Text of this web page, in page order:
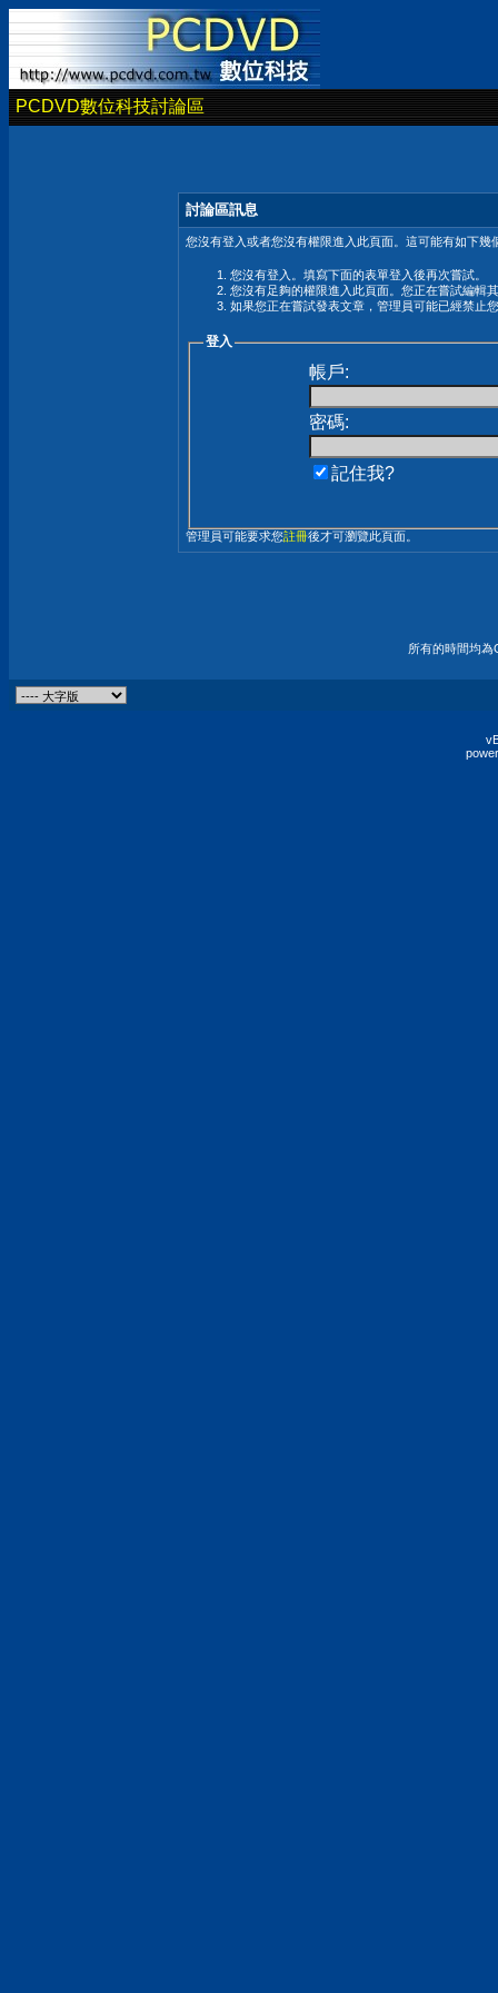
PCDVD數位科技討論區
討論區訊息
您沒有登入或者您沒有權限進入此頁面。這可能有如下幾
您沒有登入。填寫下面的表單登入後再次嘗試。
您沒有足夠的權限進入此頁面。您正在嘗試編輯
如果您正在嘗試發表文章，管理員可能已經禁止
登入
帳戶:
密碼:
記住我?
管理員可能要求您註冊後才可瀏覽此頁面。
所有的時間均為